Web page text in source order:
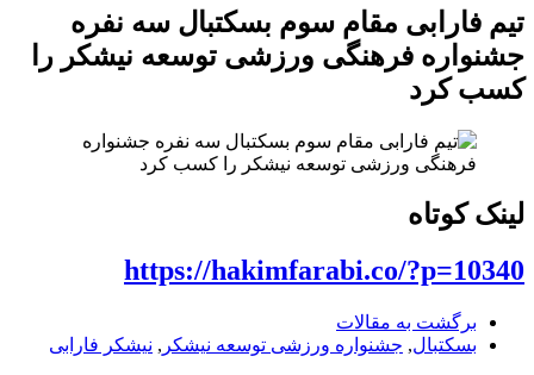
تیم فارابی مقام سوم بسکتبال سه نفره
جشنواره فرهنگی ورزشی توسعه نیشکر را
کسب کرد
لینک کوتاه
https://hakimfarabi.co/?p=10340
برگشت به مقالات
بسکتبال, جشنواره ورزشی توسعه نیشکر , نیشکر فارابی